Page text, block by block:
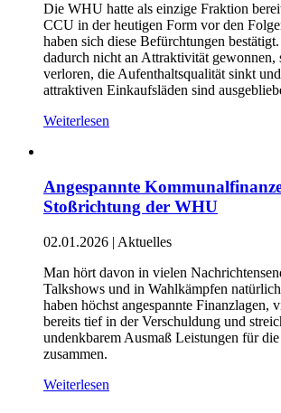
Die WHU hatte als einzige Fraktion
CCU in der heutigen Form vor den
haben sich diese Befürchtungen
dadurch nicht an Attraktivität gewonnen,
verloren, die Aufenthaltsqualität sinkt
attraktiven Einkaufsläden sind
Weiterlesen
Angespannte
Stoßrichtung der WHU
02.01.2026 | Aktuelles
Man hört davon in vielen
Talkshows und in Wahlkämpfen
haben höchst angespannte Finanzlagen,
bereits tief in der Verschuldung und
undenkbarem Ausmaß Leistungen für
zusammen.
Weiterlesen